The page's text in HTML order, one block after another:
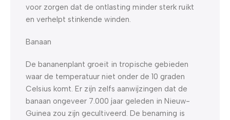
voor zorgen dat de ontlasting minder sterk ruikt
en verhelpt stinkende winden.
Banaan
De bananenplant groeit in tropische gebieden
waar de temperatuur niet onder de 10 graden
Celsius komt. Er zijn zelfs aanwijzingen dat de
banaan ongeveer 7.000 jaar geleden in Nieuw-
Guinea zou zijn gecultiveerd. De benaming is